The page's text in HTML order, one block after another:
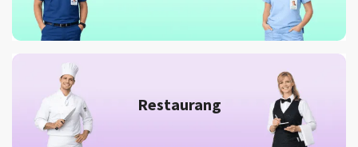
Restaurang